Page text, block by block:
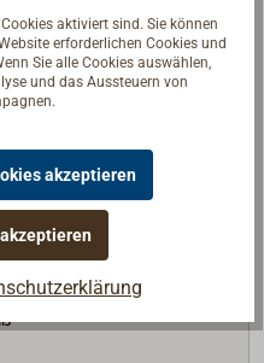
aktiviert sind. Sie können
erforderlichen Cookies und
Sie alle Cookies auswählen,
und das Aussteuern von
akzeptieren